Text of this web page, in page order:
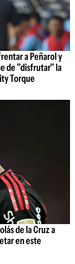
a Peñarol y
de "disfrutar" la
Torque
de la Cruz a
en este